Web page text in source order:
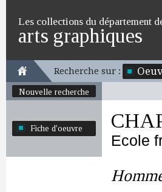
Les collections du département
arts graphiques
Recherche sur :
Nouvelle recherche
Fiche d'oeuvre
Ecole